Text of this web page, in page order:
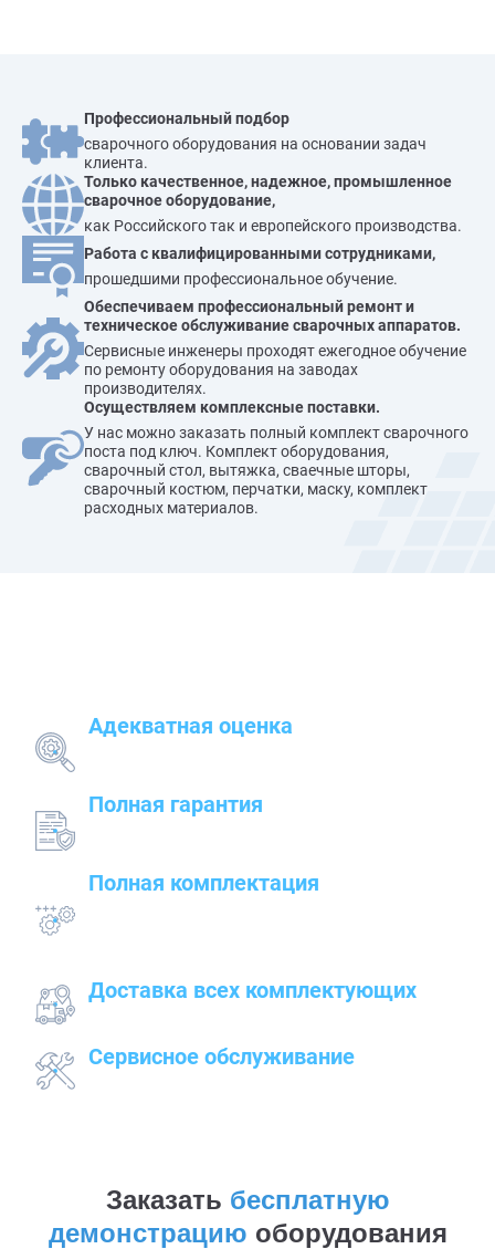
Профессиональный подбор
сварочного оборудования на основании задач
клиента.
Только качественное, надежное, промышленное
сварочное оборудование,
как Российского так и европейского производства.
Работа с квалифицированными сотрудниками,
прошедшими профессиональное обучение.
Обеспечиваем профессиональный ремонт и
техническое обслуживание сварочных аппаратов.
Сервисные инженеры проходят ежегодное обучение
по ремонту оборудования на заводах
производителях.
Осуществляем комплексные поставки.
У нас можно заказать полный комплект сварочного
поста под ключ. Комплект оборудования,
сварочный стол, вытяжка, сваечные шторы,
сварочный костюм, перчатки, маску, комплект
расходных материалов.
Адекватная оценка
Полная гарантия
Полная комплектация
Доставка всех комплектующих
Сервисное обслуживание
Заказать бесплатную
демонстрацию оборудования